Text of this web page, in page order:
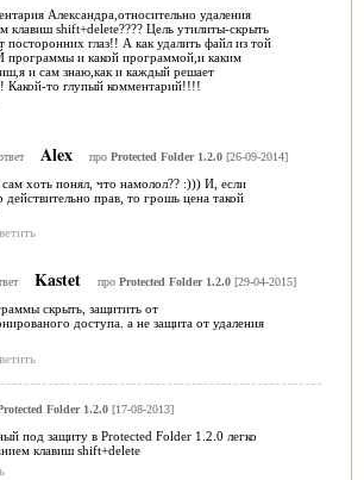
Александра,относительно удаления
клавиш shift+delete???? Цель утилиты-скрыть
посторонних глаз!! А как удалить файл из той
и какой программой,и каким
и сам знаю,как и каждый решает
Какой-то глупый комментарий!!!!
Alex про Protected Folder 1.2.0[26-09-2014]
хоть понял, что намолол?? :))) И, если
действительно прав, то грошь цена такой
Kastet про Protected Folder 1.2.0[29-04-2015]
скрыть, защитить от
доступа. а не защита от удаления
Folder 1.2.0[17-08-2013]
под защиту в Protected Folder 1.2.0 легко
клавиш shift+delete